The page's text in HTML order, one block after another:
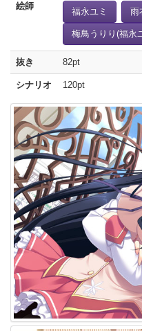
絵師
福永ユミ 雨
梅鳥うりり(福永
抜き 82pt
シナリオ 120pt